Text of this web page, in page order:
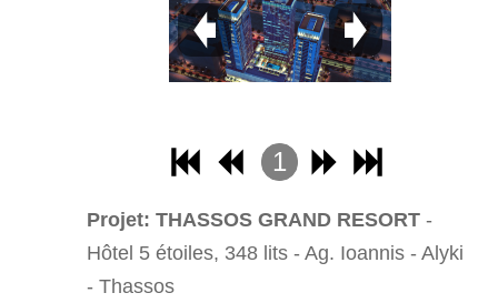
1
3
Projet: THASSOS GRAND RESORT -
Hôtel 5 étoiles, 348 lits - Ag. Ioannis - Alyki
- Thassos